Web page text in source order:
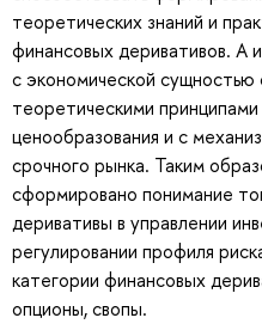
теоретических знаний и
финансовых деривативов. А
с экономической сущностью
теоретическими
ценообразования и с
срочного рынка. Таким
сформировано понимание
деривативы в управлении
регулировании профиля
категории финансовых
опционы, свопы.